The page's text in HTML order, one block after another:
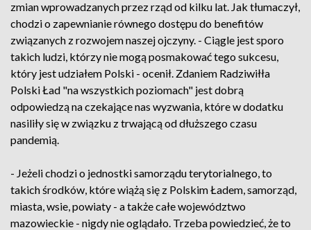
zmian wprowadzanych przez rząd od kilku lat. Jak tłumaczył,
chodzi o zapewnianie równego dostępu do benefitów
związanych z rozwojem naszej ojczyny. - Ciągle jest sporo
takich ludzi, którzy nie mogą posmakować tego sukcesu,
który jest udziałem Polski - ocenił. Zdaniem Radziwiłła
Polski Ład "na wszystkich poziomach" jest dobrą
odpowiedzą na czekające nas wyzwania, które w dodatku
nasiliły się w związku z trwającą od dłuższego czasu
pandemią.
- Jeżeli chodzi o jednostki samorządu terytorialnego, to
takich środków, które wiążą się z Polskim Ładem, samorząd,
miasta, wsie, powiaty - a także całe województwo
mazowieckie - nigdy nie oglądało. Trzeba powiedzieć, że to